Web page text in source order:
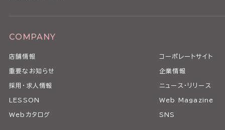
COMPANY
店舗情報 コーポレートサイト
重要なお知らせ 企業情報
採用・求人情報 ニュース・リリース
LESSON Web Magazine
Webカタログ SNS